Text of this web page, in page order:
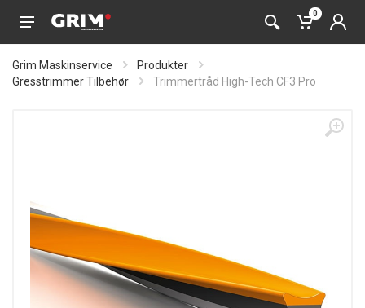
0
Grim Maskinservice
Produkter
Gresstrimmer Tilbehør
Trimmertråd High-Tech CF3 Pro